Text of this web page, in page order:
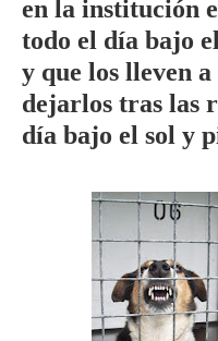
en la institución
todo el día bajo
y que los lleven a
dejarlos tras las
día bajo el sol y